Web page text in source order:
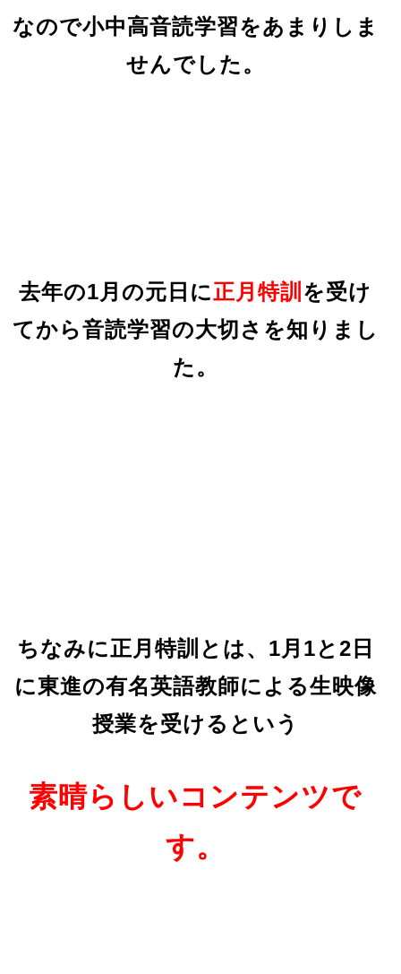
なので小中高音読学習をあまりしま
せんでした。
去年の1月の元日に正月特訓 を受け
てから音読学習の大切さを知りまし
た。
ちなみに正月特訓とは、1月1と2日
に東進の有名英語教師による生映像
授業を受けるという
素晴らしいコンテンツで
す。